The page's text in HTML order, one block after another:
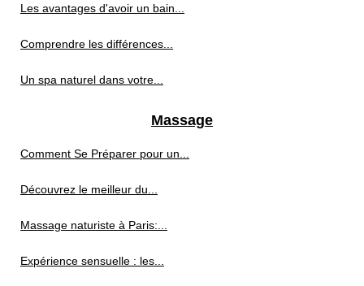
Les avantages d'avoir un bain...
Comprendre les différences...
Un spa naturel dans votre...
Massage
Comment Se Préparer pour un...
Découvrez le meilleur du...
Massage naturiste à Paris:...
Expérience sensuelle : les...